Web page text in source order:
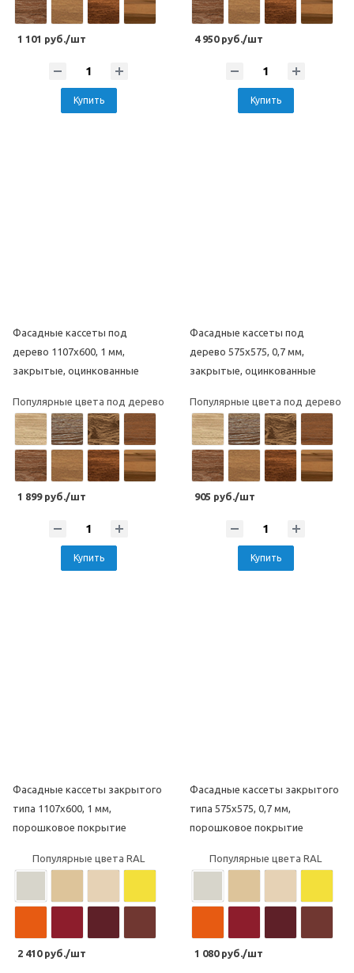
1 101 руб./шт
Купить
4 950 руб./шт
Купить
Фасадные кассеты под
дерево 1107х600, 1 мм,
закрытые, оцинкованные
Популярные цвета под дерево
1 899 руб./шт
Купить
Фасадные кассеты под
дерево 575х575, 0,7 мм,
закрытые, оцинкованные
Популярные цвета под дерево
905 руб./шт
Купить
Фасадные кассеты закрытого
типа 1107х600, 1 мм,
порошковое покрытие
Популярные цвета RAL
2 410 руб./шт
Фасадные кассеты закрытого
типа 575х575, 0,7 мм,
порошковое покрытие
Популярные цвета RAL
1 080 руб./шт